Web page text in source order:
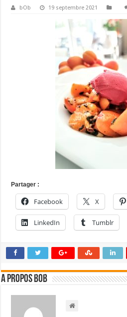
bOb 19 septembre 2021
Partager :
Facebook X
LinkedIn Tumblr
A propos bOb